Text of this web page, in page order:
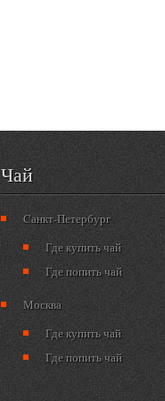
Чай
Cанкт-Петербург
Где купить чай
Где попить чай
Москва
Где купить чай
Где попить чай